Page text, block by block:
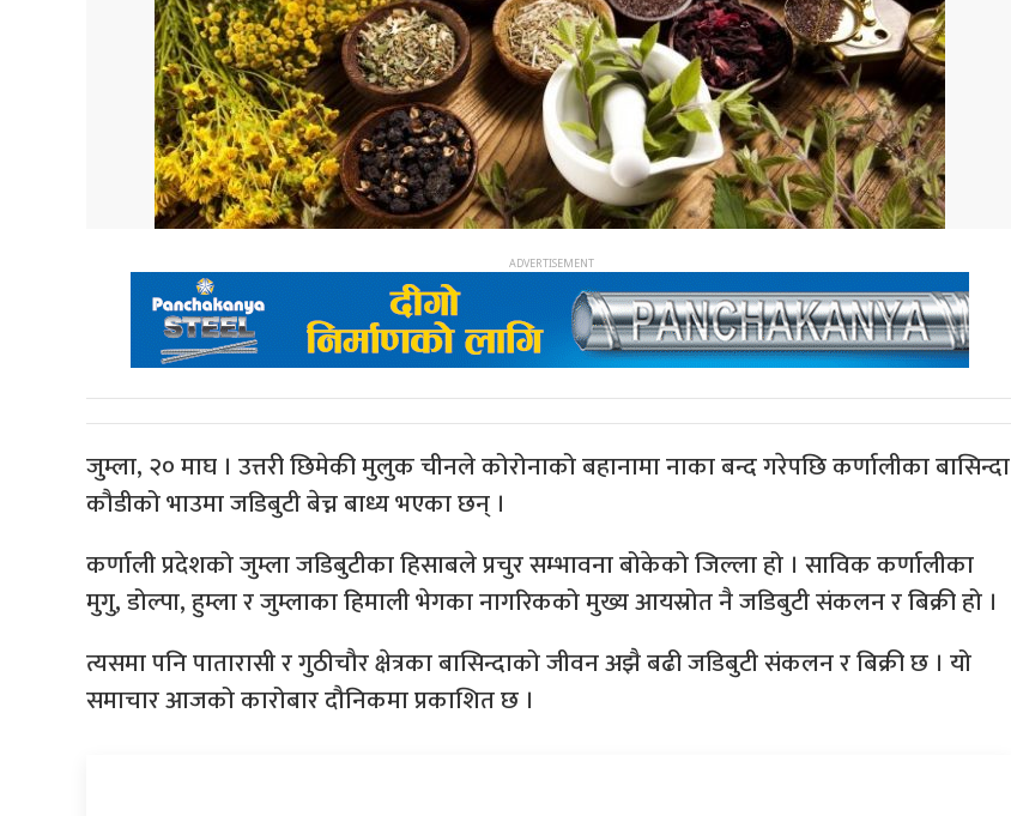
जुम्ला, २० माघ । उत्तरी छिमेकी मुलुक चीनले कोरोनाको बहानामा नाका बन्द गरेपछि कर्णालीका बासिन्दा
कौडीको भाउमा जडिबुटी बेच्न बाध्य भएका छन् ।
कर्णाली प्रदेशको जुम्ला जडिबुटीका हिसाबले प्रचुर सम्भावना बोकेको जिल्ला हो । साविक कर्णालीका
मुगु, डोल्पा, हुम्ला र जुम्लाका हिमाली भेगका नागरिकको मुख्य आयस्रोत नै जडिबुटी संकलन र बिक्री हो ।
त्यसमा पनि पातारासी र गुठीचौर क्षेत्रका बासिन्दाको जीवन अझै बढी जडिबुटी संकलन र बिक्री छ । यो
समाचार आजको कारोबार दौनिकमा प्रकाशित छ ।